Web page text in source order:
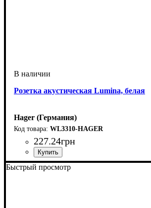
Розетка акустическая Lumina, белая
Hager (Германия)
WL3310-HAGER
227.24грн
Тип электрофурнитуры: Розетки
Серия: Lumina
Цвет: Белый
Быстрый просмотр